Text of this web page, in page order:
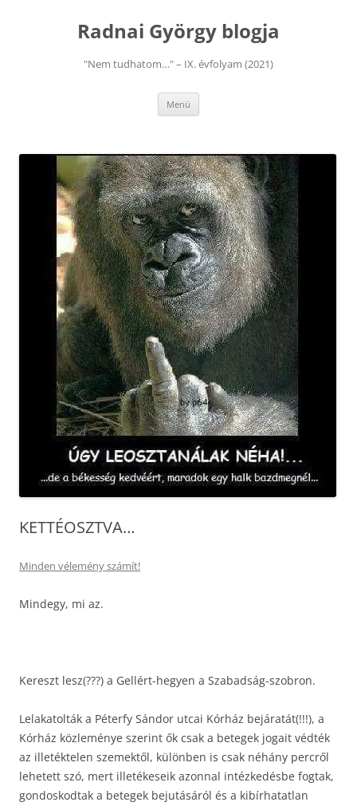
Radnai György blogja
"Nem tudhatom…" – IX. évfolyam (2021)
Menü
KETTÉOSZTVA…
Minden vélemény számít!
Mindegy, mi az.
Kereszt lesz(???) a Gellért-hegyen a Szabadság-szobron.
Lelakatolták a Péterfy Sándor utcai Kórház bejáratát(!!!), a
Kórház közleménye szerint ők csak a betegek jogait védték
az illetéktelen szemektől, különben is csak néhány percről
lehetett szó, mert illetékeseik azonnal intézkedésbe fogtak,
gondoskodtak a betegek bejutásáról és a kibírhatatlan